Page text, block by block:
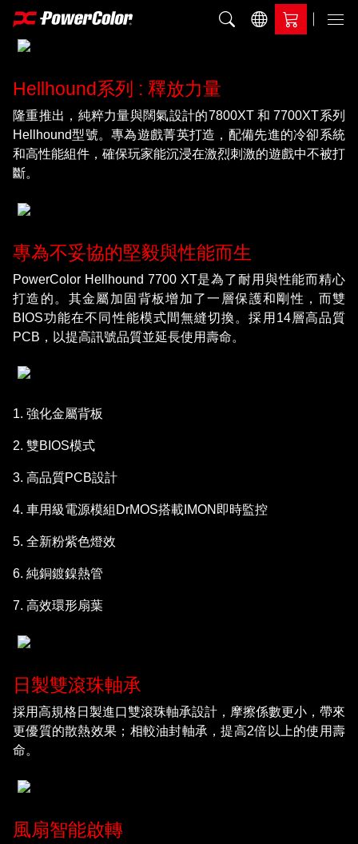
加入比較 Menu
Hellhound系列 : 釋放力量
隆重推出，純粹力量與闊氣設計的7800XT 和 7700XT系列
Hellhound型號。專為遊戲菁英打造，配備先進的冷卻系統
和高性能組件，確保玩家能沉浸在激烈刺激的遊戲中不被打
斷。
專為不妥協的堅毅與性能而生
PowerColor Hellhound 7700 XT是為了耐用與性能而精心
打造的。其金屬加固背板增加了一層保護和剛性，而雙
BIOS功能在不同性能模式間無縫切換。採用14層高品質
PCB，以提高訊號品質並延長使用壽命。
1. 強化金屬背板
2. 雙BIOS模式
3. 高品質PCB設計
4. 車用級電源模組DrMOS搭載IMON即時監控
5. 全新粉紫色燈效
6. 純銅鍍鎳熱管
7. 高效環形扇葉
日製雙滾珠軸承
採用高規格日製進口雙滾珠軸承設計，摩擦係數更小，帶來
更優質的散熱效果；相較油封軸承，提高2倍以上的使用壽
命。
風扇智能啟轉